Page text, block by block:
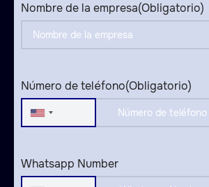
Nombre de la empresa(Obligatorio)
Número de teléfono(Obligatorio)
United
Whatsapp Number